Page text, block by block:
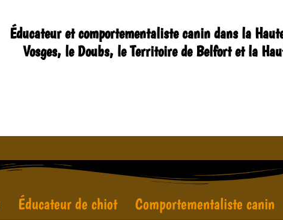
Éducateur et comportementaliste canin dans la
Vosges, le Doubs, le Territoire de Belfort et la
Éducateur de chiot Comportementaliste canin